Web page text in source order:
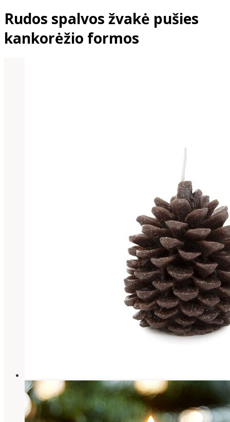
Rudos spalvos žvakė pušies
kankorėžio formos